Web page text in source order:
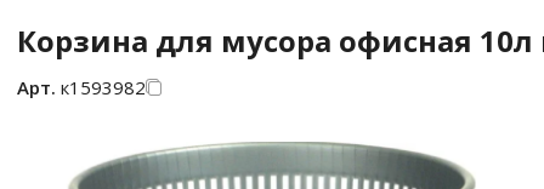
Корзина для мусора офисная 10л
Арт. к1593982